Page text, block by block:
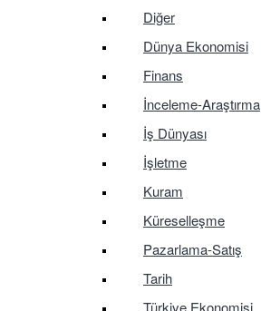
Diğer
Dünya Ekonomisi
Finans
İnceleme-Araştırma
İş Dünyası
İşletme
Kuram
Küreselleşme
Pazarlama-Satış
Tarih
Türkiye Ekonomisi